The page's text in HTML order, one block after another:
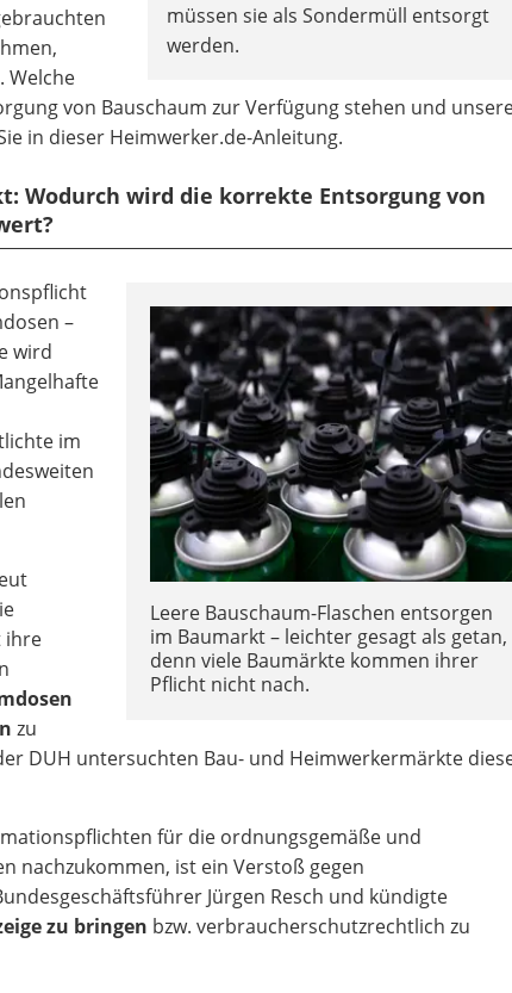
müssen sie als Sondermüll entsorgt
werden.
. Welche
von Bauschaum zur Verfügung stehen und
in dieser Heimwerker.de-Anleitung.
Wodurch wird die korrekte Entsorgung von
Leere Bauschaum-Flaschen entsorgen
im Baumarkt – leichter gesagt als getan,
denn viele Baumärkte kommen ihrer
Pflicht nicht nach.
–
wird
im
ihre
zu
DUH untersuchten Bau- und Heimwerkermärkte
für die ordnungsgemäße und
nachzukommen, ist ein Verstoß gegen
Jürgen Resch und kündigte
zu bringen bzw. verbraucherschutzrechtlich zu